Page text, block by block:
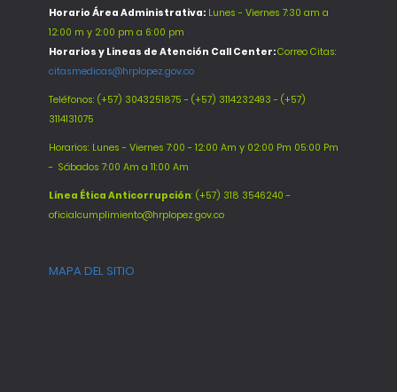
Horario Área Administrativa: Lunes - Viernes 7:30 am a
12:00 m y 2:00 pm a 6:00 pm
Horarios y Lineas de Atención Call Center:Correo Citas:
citasmedicas@hrplopez.gov.co
Teléfonos: (+57) 3043251875 - (+57) 3114232493 - (+57)
3114131075
Horarios: Lunes - Viernes 7:00 - 12:00 Am y 02:00 Pm 05:00 Pm
- Sábados 7:00 Am a 11:00 Am
Línea Ética Anticorrupción: (+57) 318 3546240 -
oficialcumplimiento@hrplopez.gov.co
MAPA DEL SITIO